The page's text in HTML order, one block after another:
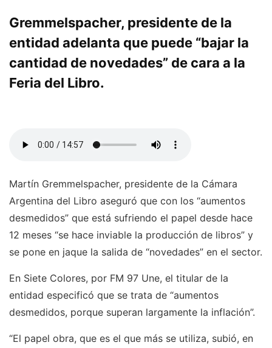
Gremmelspacher, presidente de la
entidad adelanta que puede “bajar la
cantidad de novedades” de cara a la
Feria del Libro.
Martín Gremmelspacher, presidente de la Cámara
Argentina del Libro aseguró que con los “aumentos
desmedidos” que está sufriendo el papel desde hace
12 meses “se hace inviable la producción de libros” y
se pone en jaque la salida de “novedades” en el sector.
En Siete Colores, por FM 97 Une, el titular de la
entidad especificó que se trata de “aumentos
desmedidos, porque superan largamente la inflación”.
“El papel obra, que es el que más se utiliza, subió, en